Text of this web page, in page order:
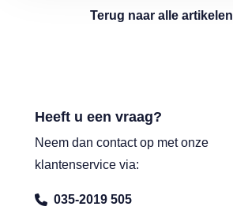
Terug naar alle artikelen
Heeft u een vraag?
Neem dan contact op met onze
klantenservice via:
035-2019 505